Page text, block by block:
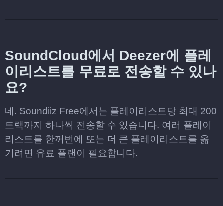
SoundCloud에서 Deezer에 플레
이리스트를 무료로 전송할 수 있나
요?
네. Soundiiz Free에서는 플레이리스트당 최대 200
트랙까지 하나씩 전송할 수 있습니다. 여러 플레이
리스트를 한꺼번에 또는 더 큰 플레이리스트를 옮
기려면 유료 플랜이 필요합니다.